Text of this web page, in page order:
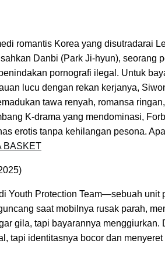
romantis Korea yang disutradarai
Danbi (Park Ji-hyun), seorang
pornografi ilegal. Untuk
lucu dengan rekan kerjanya,
tawa renyah, romansa
K-drama yang mendominasi,
erotis tanpa kehilangan pesona.
BASKET
Youth Protection Team—sebuah unit
saat mobilnya rusak parah,
gila, tapi bayarannya menggiurkan.
tapi identitasnya bocor dan